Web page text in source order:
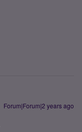
Forum|Forum|2 years ago